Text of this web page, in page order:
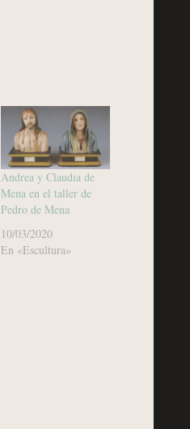
Andrea y Claudia de
Mena en el taller de
Pedro de Mena
10/03/2020
En «Escultura»